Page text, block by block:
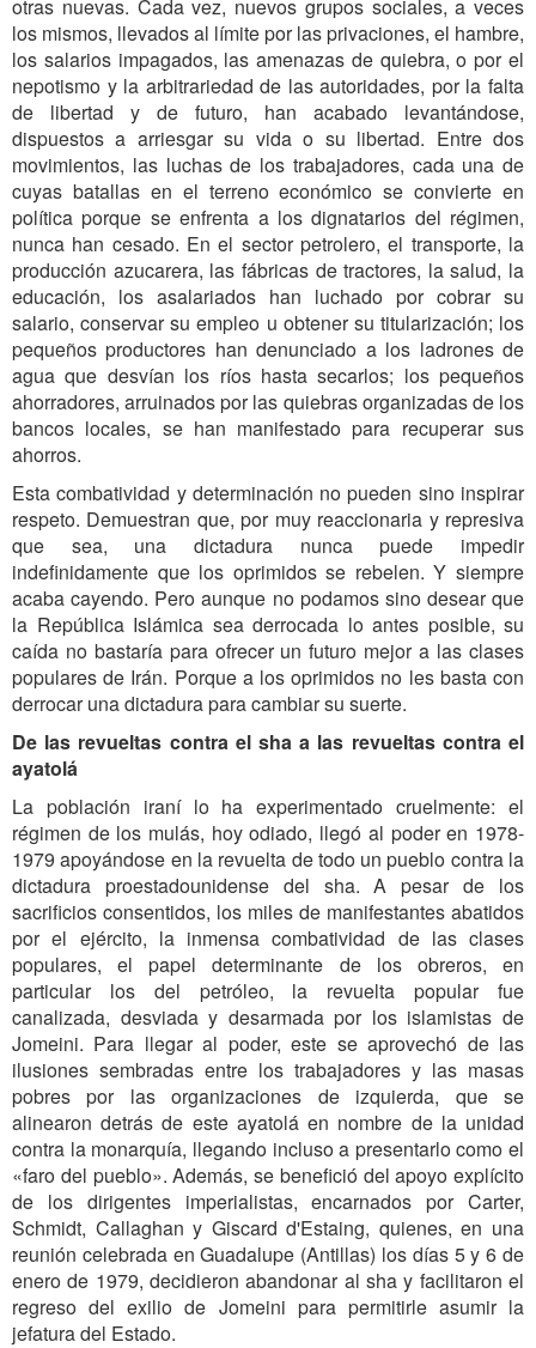
otras nuevas. Cada vez, nuevos grupos sociales, a veces
los mismos, llevados al límite por las privaciones, el hambre,
los salarios impagados, las amenazas de quiebra, o por el
nepotismo y la arbitrariedad de las autoridades, por la falta
de libertad y de futuro, han acabado levantándose,
dispuestos a arriesgar su vida o su libertad. Entre dos
movimientos, las luchas de los trabajadores, cada una de
cuyas batallas en el terreno económico se convierte en
política porque se enfrenta a los dignatarios del régimen,
nunca han cesado. En el sector petrolero, el transporte, la
producción azucarera, las fábricas de tractores, la salud, la
educación, los asalariados han luchado por cobrar su
salario, conservar su empleo u obtener su titularización; los
pequeños productores han denunciado a los ladrones de
agua que desvían los ríos hasta secarlos; los pequeños
ahorradores, arruinados por las quiebras organizadas de los
bancos locales, se han manifestado para recuperar sus
ahorros.
Esta combatividad y determinación no pueden sino inspirar
respeto. Demuestran que, por muy reaccionaria y represiva
que sea, una dictadura nunca puede impedir
indefinidamente que los oprimidos se rebelen. Y siempre
acaba cayendo. Pero aunque no podamos sino desear que
la República Islámica sea derrocada lo antes posible, su
caída no bastaría para ofrecer un futuro mejor a las clases
populares de Irán. Porque a los oprimidos no les basta con
derrocar una dictadura para cambiar su suerte.
De las revueltas contra el sha a las revueltas contra el
ayatolá
La población iraní lo ha experimentado cruelmente: el
régimen de los mulás, hoy odiado, llegó al poder en 1978-
1979 apoyándose en la revuelta de todo un pueblo contra la
dictadura proestadounidense del sha. A pesar de los
sacrificios consentidos, los miles de manifestantes abatidos
por el ejército, la inmensa combatividad de las clases
populares, el papel determinante de los obreros, en
particular los del petróleo, la revuelta popular fue
canalizada, desviada y desarmada por los islamistas de
Jomeini. Para llegar al poder, este se aprovechó de las
ilusiones sembradas entre los trabajadores y las masas
pobres por las organizaciones de izquierda, que se
alinearon detrás de este ayatolá en nombre de la unidad
contra la monarquía, llegando incluso a presentarlo como el
«faro del pueblo». Además, se benefició del apoyo explícito
de los dirigentes imperialistas, encarnados por Carter,
Schmidt, Callaghan y Giscard d'Estaing, quienes, en una
reunión celebrada en Guadalupe (Antillas) los días 5 y 6 de
enero de 1979, decidieron abandonar al sha y facilitaron el
regreso del exilio de Jomeini para permitirle asumir la
jefatura del Estado.